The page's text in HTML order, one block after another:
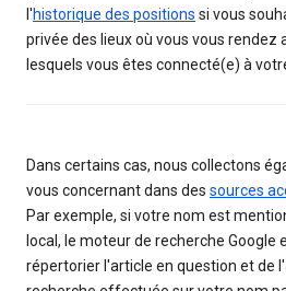
l'historique des positions si vous
privée des lieux où vous vous rendez
lesquels vous êtes connecté(e) à
Dans certains cas, nous collectons
vous concernant dans des sources
Par exemple, si votre nom est
local, le moteur de recherche Google
répertorier l'article en question et de